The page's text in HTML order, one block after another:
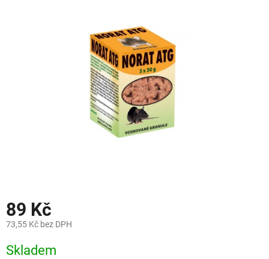
89 Kč
73,55 Kč bez DPH
cena:
Skladem